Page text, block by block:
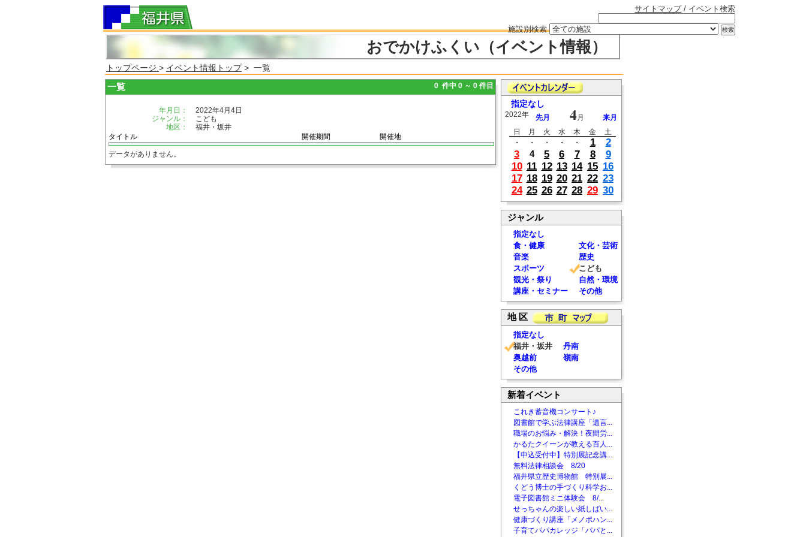
サイトマップ/ イベント検索
施設別検索
おでかけふくい（イベント情報）
トップページ > イベント情報トップ> 一覧
一覧 0 件中 0 ～ 0 件目
年月日：
2022年4月4日
ジャンル：
こども
地区：
福井・坂井
タイトル
開催期間 開催地
データがありません。
指定なし
2022年 先月 4月
来月
日
月 火 水 木 金
土
・
・ ・ ・ ・ 1
2
3
4 5 6 7 8
9
10 11 12 13 14 15 16
17 18 19 20 21 22 23
24 25 26 27 28 29 30
ジャンル
指定なし
食・健康
文化・芸術
音楽
歴史
スポーツ
こども
観光・祭り
自然・環境
講座・セミナー
その他
地 区
指定なし
福井・坂井
丹南
奥越前
嶺南
その他
新着イベント
これき蓄音機コンサート♪
図書館で学ぶ法律講座「遺言...
職場のお悩み・解決！夜間労...
かるたクイーンが教える百人...
【申込受付中】特別展記念講...
無料法律相談会 8/20
福井県立歴史博物館 特別展...
くどう博士の手づくり科学お...
電子図書館ミニ体験会 8/...
せっちゃんの楽しい紙しばい...
健康づくり講座「メノポハン...
子育てパパカレッジ「パパと...